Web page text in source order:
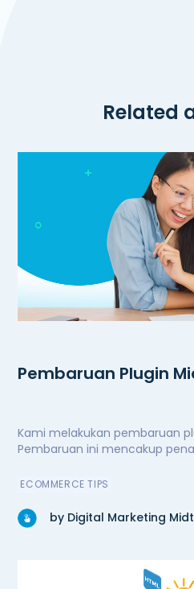
Related
Pembaruan Plugin
Kami melakukan pembaruan
Pembaruan ini mencakup
peningkatan performa secara signifikan, serta perbaikan
ECOMMERCE TIPS
by Digital Marketing